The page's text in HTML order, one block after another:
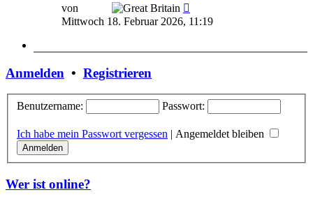
von
Beitrag
Mittwoch 18. Februar 2026, 11:19
Anmelden • Registrieren
Benutzername: Passwort:
Ich habe mein Passwort vergessen | Angemeldet bleiben
Wer ist online?